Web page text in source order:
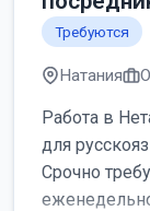
Требуются
Натания
Работа в
для
Срочно